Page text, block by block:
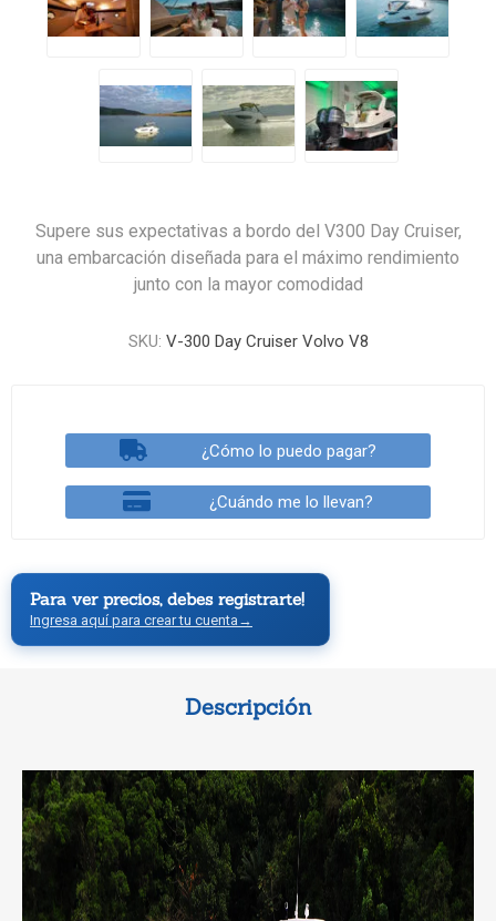
Supere sus expectativas a bordo del V300 Day Cruiser,
una embarcación diseñada para el máximo rendimiento
junto con la mayor comodidad
SKU: V-300 Day Cruiser Volvo V8
¿Cómo lo puedo pagar?
¿Cuándo me lo llevan?
Para ver precios, debes registrarte!
Ingresa aquí para crear tu cuenta →
Descripción